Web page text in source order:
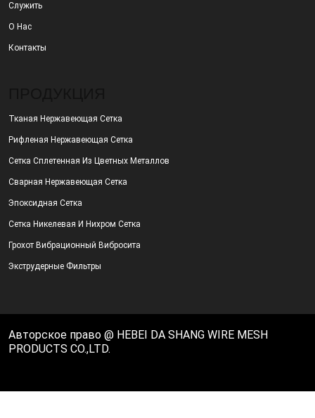
Служить
О Нас
Контакты
Тканая Нержавеющая Сетка
Рифленая Нержавеющая Сетка
Сетка Сплетенная Из Цветных Металлов
Сварная Нержавеющая Сетка
Эпоксидная Сетка
Сетка Никелевая И Нихром Сетка
Грохот Вибрационный Вибросита
Экструдерные Фильтры
Авторское право @ HEBEI DA SHANG WIRE MESH
PRODUCTS CO.,LTD.